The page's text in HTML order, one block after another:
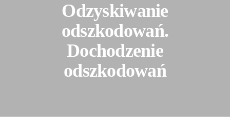
Odzyskiwanie
odszkodowań.
Dochodzenie
odszkodowań